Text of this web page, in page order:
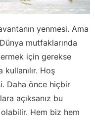
yenmesi. Ama
mutfaklarında
için gerekse
Hoş
Daha önce hiçbir
açıksanız bu
Hem biz hem